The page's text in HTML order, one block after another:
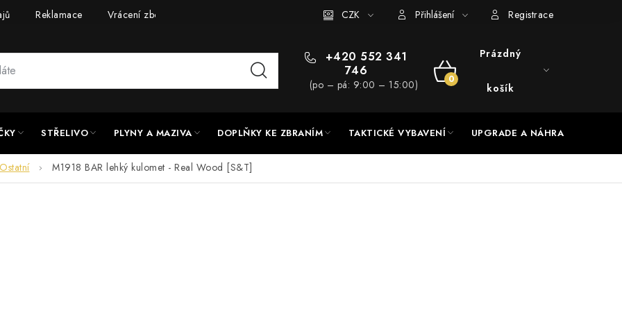
Reklamace Vrácení zboží UPGRADE a servis Hodnocení obchodu
CZK Přihlášení Registrace
+420 552 341
746
(po – pá: 9:00 – 15:00)
NÁKUPNÍ
Prázdný
košík
STŘELIVO PLYNY A MAZIVA DOPLŇKY KE ZBRANÍM TAKTICKÉ VYBAVENÍ UPGRADE A NÁHRADNÍ DÍLY
Ostatní M1918 BAR lehký kulomet - Real Wood [S&T]